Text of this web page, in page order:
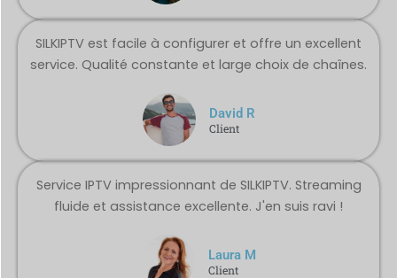
SILKIPTV est facile à configurer et offre un excellent
service. Qualité constante et large choix de chaînes.
David R
Client
Service IPTV impressionnant de SILKIPTV. Streaming
fluide et assistance excellente. J'en suis ravi !
Laura M
Client